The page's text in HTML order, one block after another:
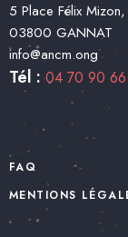
5 Place Félix
03800 GANNAT
info@ancm.ong
Tél :04 70 90
FAQ
MENTIONS